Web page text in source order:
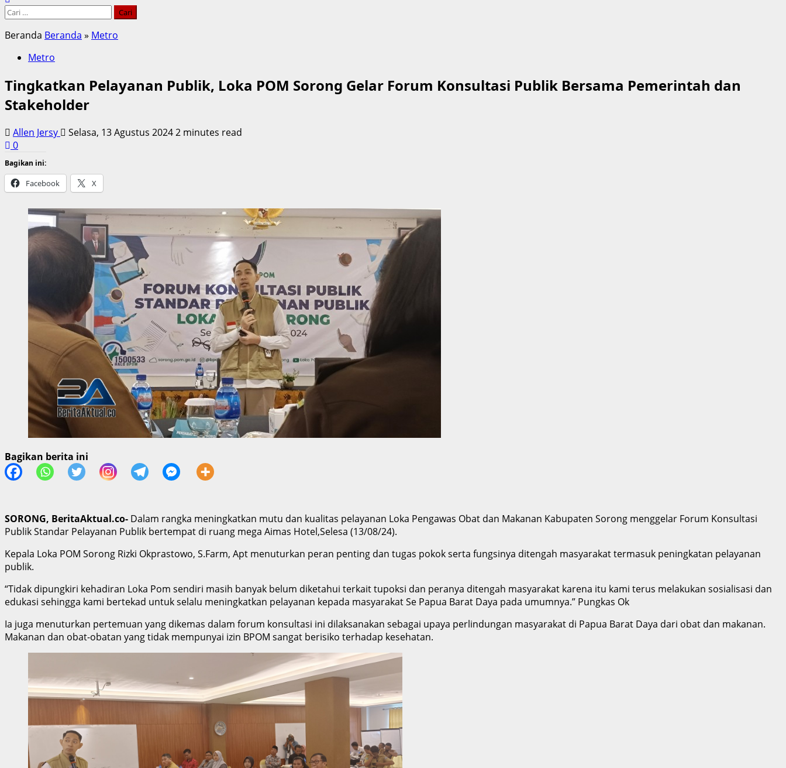
Cari
Beranda Beranda » Metro
Metro
Tingkatkan Pelayanan Publik, Loka POM Sorong Gelar Forum Konsultasi Publik Bersama Pemerintah dan
Stakeholder
Allen Jersy Selasa, 13 Agustus 20242 minutes read
0
Bagikan ini:
Facebook X
Bagikan berita ini
SORONG, BeritaAktual.co- Dalam rangka meningkatkan mutu dan kualitas pelayanan Loka Pengawas Obat dan Makanan Kabupaten Sorong menggelar Forum Konsultasi
Publik Standar Pelayanan Publik bertempat di ruang mega Aimas Hotel,Selesa (13/08/24).
Kepala Loka POM Sorong Rizki Okprastowo, S.Farm, Apt menuturkan peran penting dan tugas pokok serta fungsinya ditengah masyarakat termasuk peningkatan pelayanan
publik.
“Tidak dipungkiri kehadiran Loka Pom sendiri masih banyak belum diketahui terkait tupoksi dan peranya ditengah masyarakat karena itu kami terus melakukan sosialisasi dan
edukasi sehingga kami bertekad untuk selalu meningkatkan pelayanan kepada masyarakat Se Papua Barat Daya pada umumnya.” Pungkas Ok
Ia juga menuturkan pertemuan yang dikemas dalam forum konsultasi ini dilaksanakan sebagai upaya perlindungan masyarakat di Papua Barat Daya dari obat dan makanan.
Makanan dan obat-obatan yang tidak mempunyai izin BPOM sangat berisiko terhadap kesehatan.